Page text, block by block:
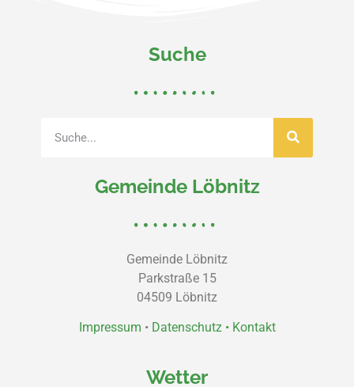
Suche
Gemeinde Löbnitz
Gemeinde Löbnitz
Parkstraße 15
04509 Löbnitz
Impressum • Datenschutz • Kontakt
Wetter